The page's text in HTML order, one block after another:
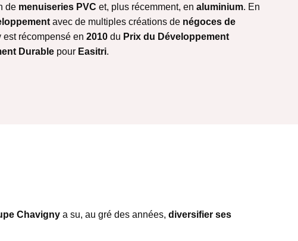
de menuiseries PVC et, plus récemment, en aluminium. En
avec de multiples créations de négoces de
est récompensé en 2010 du Prix du Développement
Durable pour Easitri.
Chavigny a su, au gré des années, diversifier ses